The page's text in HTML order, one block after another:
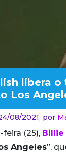
libera o
Los
08/2021, por
(25), Billie
Angeles”,